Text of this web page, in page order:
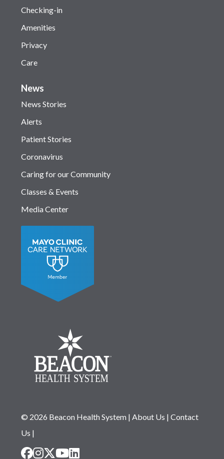
Checking-in
Amenities
Privacy
Care
News
News Stories
Alerts
Patient Stories
Coronavirus
Caring for our Community
Classes & Events
Media Center
© 2026 Beacon Health System| About Us | Contact
Us |